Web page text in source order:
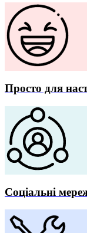
Просто для
Соціальні